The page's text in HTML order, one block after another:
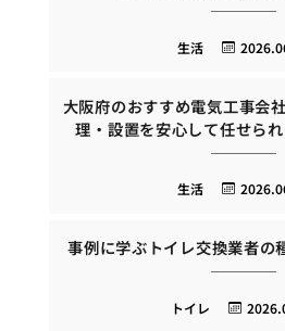
生活
大阪府のおすすめ電気工事会
理・設置を安心して任せら
生活
事例に学ぶトイレ交換業者の
トイレ